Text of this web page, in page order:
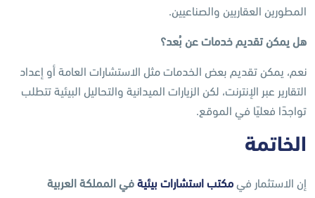
المطورين العقاريين والصناعيين.
هل يمكن تقديم خدمات عن بُعد؟
نعم، يمكن تقديم بعض الخدمات مثل الاستشارات العامة أو إعداد
التقارير عبر الإنترنت، لكن الزيارات الميدانية والتحاليل البيئية تتطلب
تواجدًا فعليًا في الموقع.
الخاتمة
إن الاستثمار في مكتب استشارات بيئيةفي المملكة العربية